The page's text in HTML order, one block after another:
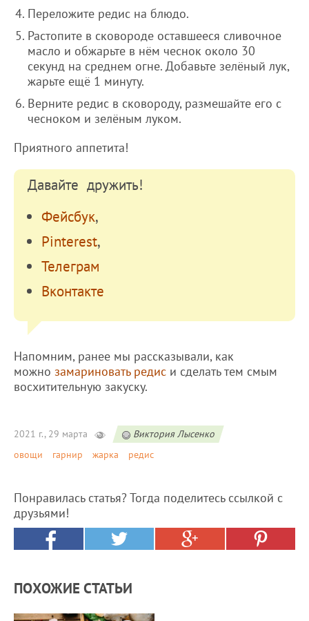
Переложите редис на блюдо.
Растопите в сковороде оставшееся сливочное
масло и обжарьте в нём чеснок около 30
секунд на среднем огне. Добавьте зелёный лук,
жарьте ещё 1 минуту.
Верните редис в сковороду, размешайте его с
чесноком и зелёным луком.
Приятного аппетита!
Давайте дружить!
Фейсбук,
Pinterest,
Телеграм
Вконтакте
Напомним, ранее мы рассказывали, как
можно замариновать редис и сделать тем смым
восхитительную закуску.
2021 г., 29 марта
Виктория Лысенко
овощи
гарнир жарка редис
Понравилась статья? Тогда поделитесь ссылкой с
друзьями!
ПОХОЖИЕ СТАТЬИ